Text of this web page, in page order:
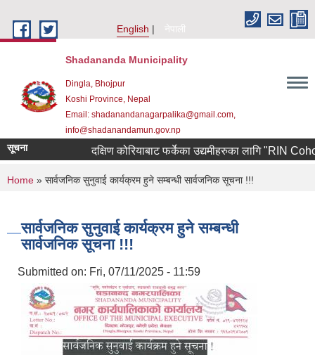
English
नेपाली
Shadananda Municipality
Dingla, Bhojpur
Koshi Province, Nepal
Email: shadanandanagarpalika@gmail.com,
info@shadanandamun.gov.np
सूचना दक्षिण कोरियाबाट फर्केका उद्यमीहरुका लागि "RIN
You are here
Home » सार्वजनिक सुनुवाई कार्यक्रम हुने सम्बन्धी सार्वजनिक सूचना !!!
सार्वजनिक सुनुवाई कार्यक्रम हुने सम्बन्धी
सार्वजनिक सूचना !!!
Submitted on: Fri, 07/11/2025 - 11:59